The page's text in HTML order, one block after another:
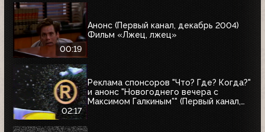
00:19
Анонс (Первый канал, декабрь 2004)
Фильм «Лжец, лжец»
02:17
Реклама спонсоров "Что? Где? Когда?"
и анонс "Новогоднего вечера с
Максимом Галкиным*" (Первый канал,